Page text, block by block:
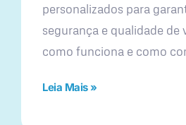
personalizados para
segurança e qualidade de
como funciona e como
Leia Mais »